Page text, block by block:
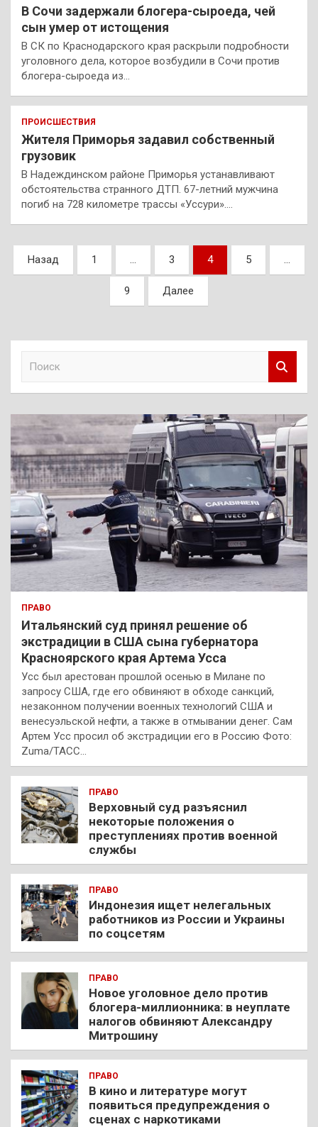
В Сочи задержали блогера-сыроеда, чей
сын умер от истощения
В СК по Краснодарского края раскрыли подробности
уголовного дела, которое возбудили в Сочи против
блогера-сыроеда из…
ПРОИСШЕСТВИЯ
Жителя Приморья задавил собственный
грузовик
В Надеждинском районе Приморья устанавливают
обстоятельства странного ДТП. 67-летний мужчина
погиб на 728 километре трассы «Уссури».…
Пагинация
записей
Назад 1 3 4 5
9 Далее
к
ПРАВО
Итальянский суд принял решение об
экстрадиции в США сына губернатора
Красноярского края Артема Усса
Усс был арестован прошлой осенью в Милане по
запросу США, где его обвиняют в обходе санкций,
незаконном получении военных технологий США и
венесуэльской нефти, а также в отмывании денег. Сам
Артем Усс просил об экстрадиции его в Россию Фото:
Zuma/ТАСС…
ПРАВО
Верховный суд разъяснил
некоторые положения о
преступлениях против военной
службы
ПРАВО
Индонезия ищет нелегальных
работников из России и Украины
по соцсетям
ПРАВО
Новое уголовное дело против
блогера-миллионника: в неуплате
налогов обвиняют Александру
Митрошину
ПРАВО
В кино и литературе могут
появиться предупреждения о
сценах с наркотиками